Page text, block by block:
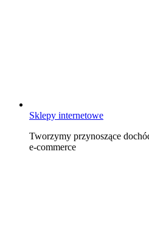
Sklepy internetowe
Tworzymy przynoszące
e-commerce